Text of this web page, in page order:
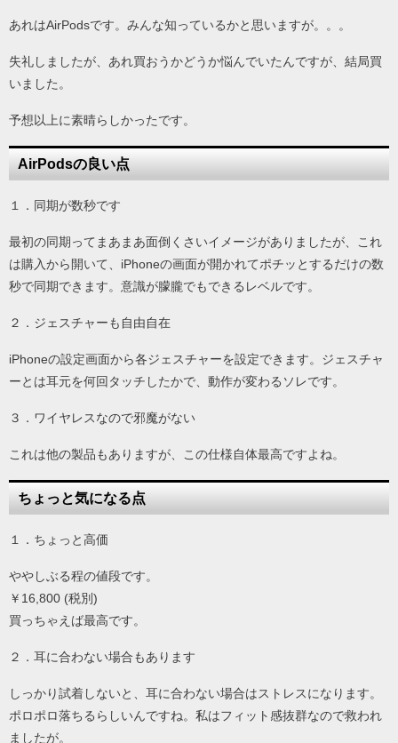
あれはAirPodsです。みんな知っているかと思いますが。。。
失礼しましたが、あれ買おうかどうか悩んでいたんですが、結局買
いました。
予想以上に素晴らしかったです。
AirPodsの良い点
１．同期が数秒です
最初の同期ってまあまあ面倒くさいイメージがありましたが、これ
は購入から開いて、iPhoneの画面が開かれてポチッとするだけの数
秒で同期できます。意識が朦朧でもできるレベルです。
２．ジェスチャーも自由自在
iPhoneの設定画面から各ジェスチャーを設定できます。ジェスチャ
ーとは耳元を何回タッチしたかで、動作が変わるソレです。
３．ワイヤレスなので邪魔がない
これは他の製品もありますが、この仕様自体最高ですよね。
ちょっと気になる点
１．ちょっと高価
ややしぶる程の値段です。
￥16,800 (税別)
買っちゃえば最高です。
２．耳に合わない場合もあります
しっかり試着しないと、耳に合わない場合はストレスになります。
ポロポロ落ちるらしいんですね。私はフィット感抜群なので救われ
ましたが。